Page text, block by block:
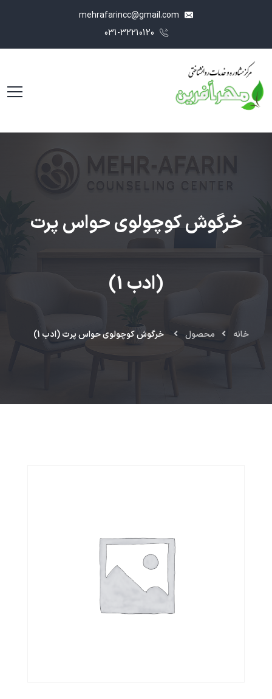
خرگوش کوچولوی حواس پرت
(ادب 1)
خانه محصول خرگوش کوچولوی حواس پرت (ادب 1)